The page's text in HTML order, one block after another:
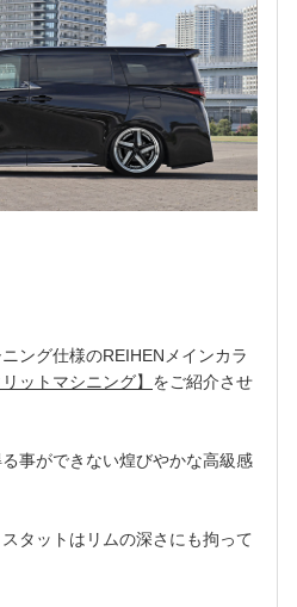
ング仕様のREIHENメインカラ
ットマシニング】 をご紹介させ
事ができない煌びやかな高級感
タットはリムの深さにも拘って